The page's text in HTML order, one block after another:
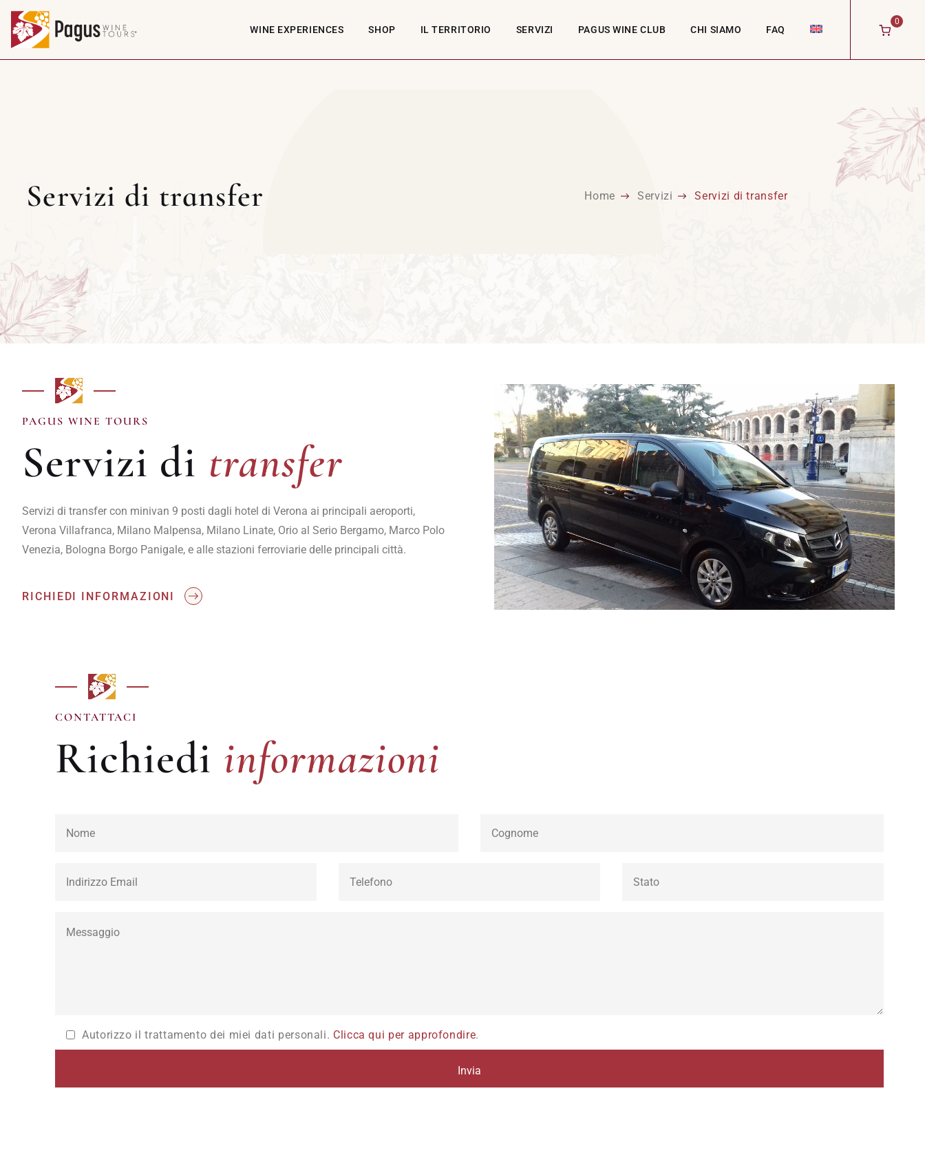
WINE EXPERIENCES SHOP IL TERRITORIO SERVIZI PAGUS WINE CLUB CHI SIAMO FAQ
0
Servizi di transfer Home Servizi Servizi di transfer
PAGUS WINE TOURS
Servizi di transfer
Servizi di transfer con minivan 9 posti dagli hotel di Verona ai principali aeroporti,
Verona Villafranca, Milano Malpensa, Milano Linate, Orio al Serio Bergamo, Marco Polo
Venezia, Bologna Borgo Panigale, e alle stazioni ferroviarie delle principali città.
RICHIEDI INFORMAZIONI
CONTATTACI
Richiedi informazioni
Autorizzo il trattamento dei miei dati personali. Clicca qui per approfondire.